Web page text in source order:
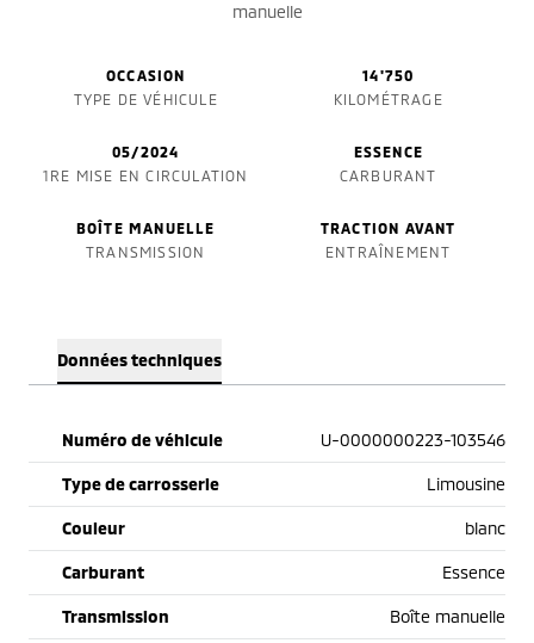
manuelle
OCCASION
TYPE DE VÉHICULE
14'750
KILOMÉTRAGE
05/2024
1RE MISE EN CIRCULATION
ESSENCE
CARBURANT
BOÎTE MANUELLE
TRANSMISSION
TRACTION AVANT
ENTRAÎNEMENT
Données techniques
Numéro de véhicule U-0000000223-103546
Type de carrosserie Limousine
Couleur blanc
Carburant Essence
Transmission Boîte manuelle